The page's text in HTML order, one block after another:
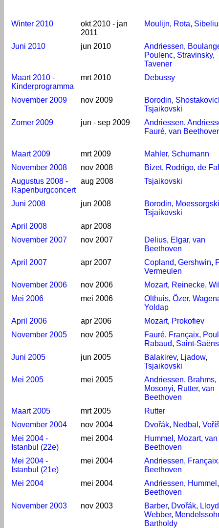
Winter 2010
okt 2010 - jan
2011
Moulijn, Rota,
Juni 2010 jun 2010 Andriessen,
Poulenc, Stravinsky,
Tavener
Maart 2010 -
Kinderprogramma
mrt 2010 Debussy
November 2009 nov 2009 Borodin,
Tsjaikovski
Zomer 2009
jun - sep 2009 Andriessen,
Fauré, van
Maart 2009 mrt 2009 Mahler, Schumann
November 2008
nov 2008 Bizet, Rodrigo, de
Augustus 2008 -
Rapenburgconcert
aug 2008 Tsjaikovski
Juni 2008 jun 2008 Borodin, Moessorgski
Tsjaikovski
April 2008
apr 2008
November 2007
nov 2007 Delius, Elgar, van
Beethoven
April 2007
apr 2007 Copland, Gershwin,
Vermeulen
November 2006
nov 2006 Mozart, Reinecke,
Mei 2006
mei 2006 Olthuis, Özer,
Yoldap
April 2006
apr 2006 Mozart, Prokofiev
November 2005
nov 2005 Fauré, Françaix,
Rabaud, Saint-Saëns
Juni 2005
jun 2005 Balakirev, Ljadow,
Tsjaikovski
Mei 2005
mei 2005 Andriessen, Brahms,
Mosonyi, Rutter, van
Beethoven
Maart 2005
mrt 2005
Rutter
November 2004
nov 2004 Dvořák, Nedbal ,
Mei 2004 -
Istanbul (22e)
mei 2004 Hummel , Mozart, van
Beethoven
Mei 2004 -
Istanbul (21e)
mei 2004 Andriessen, Françaix
Beethoven
Mei 2004
mei 2004 Andriessen, Hummel
Beethoven
November 2003
nov 2003 Barber, Dvořák, Lloyd
Webber,
Bartholdy